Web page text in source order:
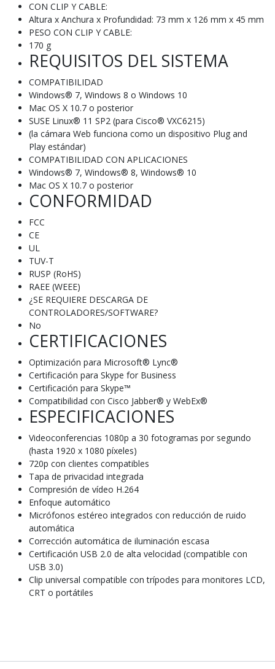
CON CLIP Y CABLE:
Altura x Anchura x Profundidad: 73 mm x 126 mm x 45 mm
PESO CON CLIP Y CABLE:
170 g
REQUISITOS DEL SISTEMA
COMPATIBILIDAD
Windows® 7, Windows 8 o Windows 10
Mac OS X 10.7 o posterior
SUSE Linux® 11 SP2 (para Cisco® VXC6215)
(la cámara Web funciona como un dispositivo Plug and
Play estándar)
COMPATIBILIDAD CON APLICACIONES
Windows® 7, Windows® 8, Windows® 10
Mac OS X 10.7 o posterior
CONFORMIDAD
FCC
CE
UL
TUV-T
RUSP (RoHS)
RAEE (WEEE)
¿SE REQUIERE DESCARGA DE
CONTROLADORES/SOFTWARE?
No
CERTIFICACIONES
Optimización para Microsoft® Lync®
Certificación para Skype for Business
Certificación para Skype™
Compatibilidad con Cisco Jabber® y WebEx®
ESPECIFICACIONES
Videoconferencias 1080p a 30 fotogramas por segundo
(hasta 1920 x 1080 píxeles)
720p con clientes compatibles
Tapa de privacidad integrada
Compresión de vídeo H.264
Enfoque automático
Micrófonos estéreo integrados con reducción de ruido
automática
Corrección automática de iluminación escasa
Certificación USB 2.0 de alta velocidad (compatible con
USB 3.0)
Clip universal compatible con trípodes para monitores LCD,
CRT o portátiles